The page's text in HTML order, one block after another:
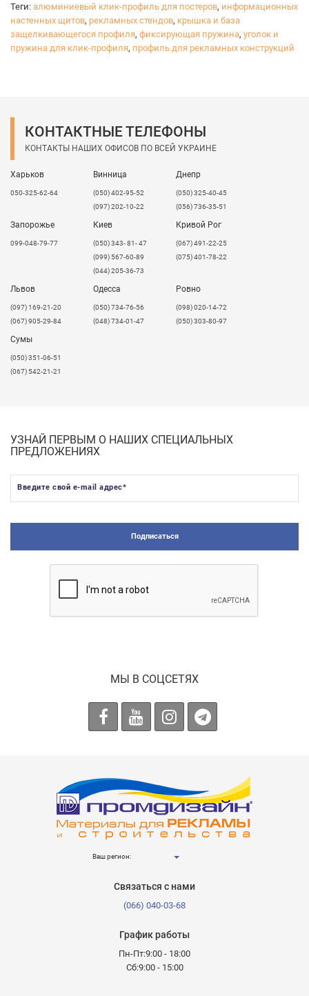
Теги: алюминиевый клик-профиль для постеров, информационных
настенных щитов, рекламных стендов, крышка и база
защелкивающегося профиля, фиксирующая пружина, уголок и
пружина для клик-профиля, профиль для рекламных конструкций
КОНТАКТНЫЕ ТЕЛЕФОНЫ
КОНТАКТЫ НАШИХ ОФИСОВ ПО ВСЕЙ УКРАИНЕ
Харьков
050-325-62-64
Винница
(050) 402-95-52
(097) 202-10-22
Днепр
(050) 325-40-45
(056) 736-35-51
Запорожье
099-048-79-77
Киев
(050) 343- 81- 47
(099) 567-60-89
(044) 205-36-73
Кривой Рог
(067) 491-22-25
(075) 401-78-22
Львов
​(097) 169-21-20
(067) 905-29-84
Одесса
(050) 734-76-56
(048) 734-01-47
Ровно
(098) 020-14-72
(050) 303-80-97
Сумы
(050) 351-06-51
(067) 542-21-21
УЗНАЙ ПЕРВЫМ О НАШИХ СПЕЦИАЛЬНЫХ
ПРЕДЛОЖЕНИЯХ
Введите свой e-mail адрес*
Подписаться
МЫ В СОЦСЕТЯХ
Ваш регион:
Связаться с нами
(066) 040-03-68
График работы
Пн-Пт:9:00 - 18:00
Сб:9:00 - 15:00